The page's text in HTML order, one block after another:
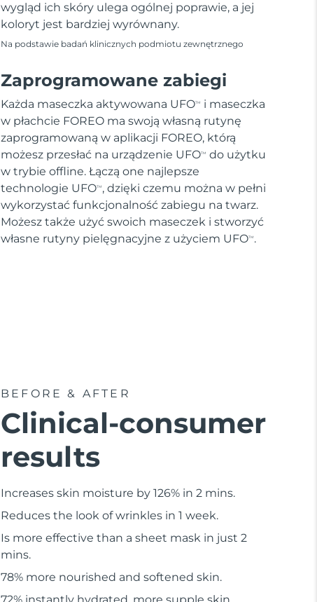
wygląd ich skóry ulega ogólnej poprawie, a jej
koloryt jest bardziej wyrównany.
Na podstawie badań klinicznych podmiotu zewnętrznego
Zaprogramowane zabiegi
Każda maseczka aktywowana UFOTM
i maseczka
w płachcie FOREO ma swoją własną rutynę
zaprogramowaną w aplikacji FOREO, którą
możesz przesłać na urządzenie UFOTM
do użytku
w trybie offline. Łączą one najlepsze
technologie UFOTM , dzięki czemu można w pełni
wykorzystać funkcjonalność zabiegu na twarz.
Możesz także użyć swoich maseczek i stworzyć
własne rutyny pielęgnacyjne z użyciem UFOTM .
BEFORE & AFTER
Clinical-consumer
results
Increases skin moisture by 126% in 2 mins.
Reduces the look of wrinkles in 1 week.
Is more effective than a sheet mask in just 2
mins.
78% more nourished and softened skin.